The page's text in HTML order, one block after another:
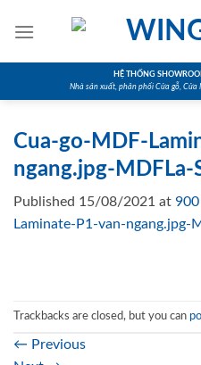
HỆ THỐNG
Nhà sản xuất, phân phối Cửa gỗ, Cửa
Cua-go-MDF-
ngang.jpg-MDFLa-
Published 15/08/2021 at
Laminate-P1-van-ngang.jpg-
Trackbacks are closed, but you can
← Previous